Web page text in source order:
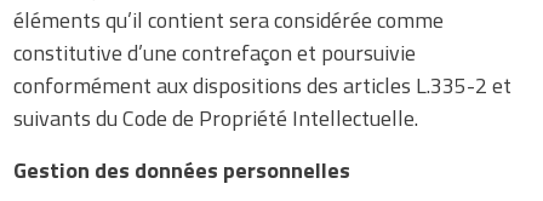
éléments qu’il contient sera considérée comme
constitutive d’une contrefaçon et poursuivie
conformément aux dispositions des articles L.335-2 et
suivants du Code de Propriété Intellectuelle.
Gestion des données personnelles